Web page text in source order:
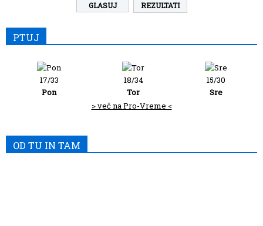
REZULTATI
PTUJ
17/33
Pon
18/34
Tor
15/30
Sre
> več na Pro-Vreme <
OD TU IN TAM